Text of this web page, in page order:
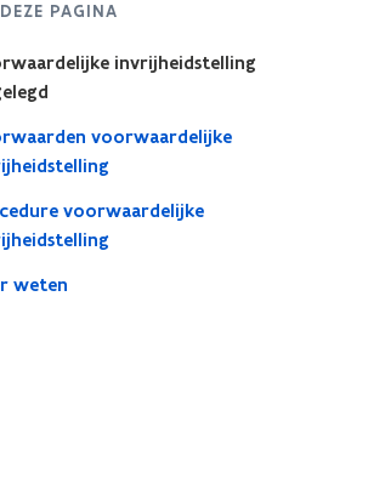
PAGINA
invrijheidstelling
voorwaardelijke
voorwaardelijke
weten